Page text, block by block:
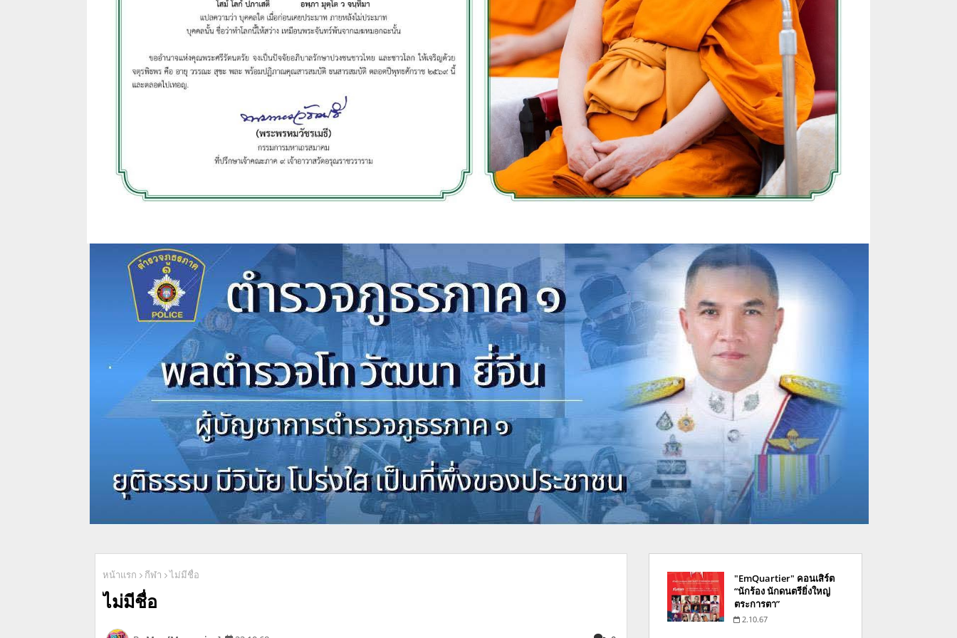
หน้าแรก กีฬา ไม่มีชื่อ
ไม่มีชื่อ
"EmQuartier" คอนเสิร์ต
“นักร้อง นักดนตรียิ่งใหญ่
ตระการตา”
2.10.67